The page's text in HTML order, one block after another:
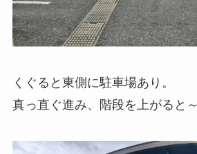
くぐると東側に駐車場あり。
真っ直ぐ進み、階段を上がると～